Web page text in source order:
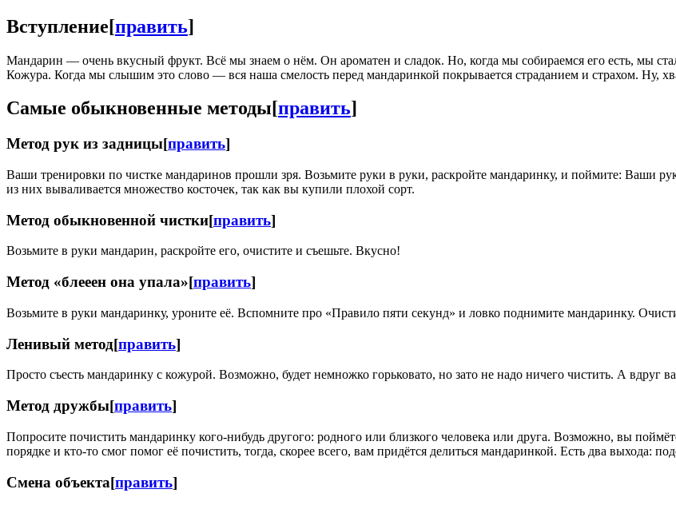
Вступление[править]
Мандарин — очень вкусный фрукт. Всё мы знаем о нём. Он ароматен и сладок. Но, когда мы собираемся его есть, мы
Кожура. Когда мы слышим это слово — вся наша смелость перед мандаринкой покрывается страданием и страхом. Ну,
Самые обыкновенные методы[править]
Метод рук из задницы[править]
Ваши тренировки по чистке мандаринов прошли зря. Возьмите руки в руки, раскройте мандаринку, и поймите: Ваши
из них вываливается множество косточек, так как вы купили плохой сорт.
Метод обыкновенной чистки[править]
Возьмите в руки мандарин, раскройте его, очистите и съешьте. Вкусно!
Метод «блееен она упала»[править]
Возьмите в руки мандаринку, уроните её. Вспомните про «Правило пяти секунд» и ловко поднимите мандаринку.
Ленивый метод[править]
Просто съесть мандаринку с кожурой. Возможно, будет немножко горьковато, но зато не надо ничего чистить. А вдруг
Метод дружбы[править]
Попросите почистить мандаринку кого-нибудь другого: родного или близкого человека или друга. Возможно, вы
порядке и кто-то смог помог её почистить, тогда, скорее всего, вам придётся делиться мандаринкой. Есть два выхода:
Смена объекта[править]